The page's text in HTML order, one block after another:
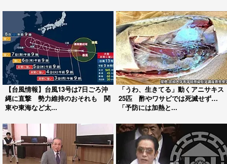
【台風情報】台風13号は7日ごろ沖
縄に直撃 勢力維持のおそれも 関
東や東海など太...
「うわ、生きてる」動くアニサキス
25匹 酢やワサビでは死滅せず…
「予防には加熱と...